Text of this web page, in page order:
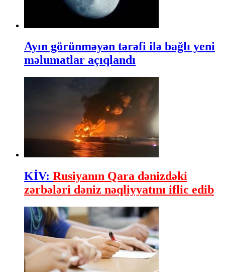
Ayın görünməyən tərəfi ilə bağlı yeni
məlumatlar açıqlandı
KİV: Rusiyanın Qara dənizdəki
zərbələri dəniz nəqliyyatını iflic edib